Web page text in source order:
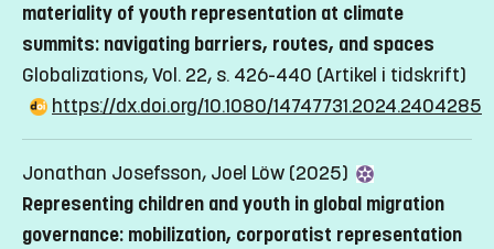
materiality of youth representation at climate
summits: navigating barriers, routes, and spaces
Globalizations, Vol. 22, s. 426-440 (Artikel i tidskrift)
https://dx.doi.org/10.1080/14747731.2024.2404285
Jonathan Josefsson, Joel Löw (2025)
Representing children and youth in global migration
governance: mobilization, corporatist representation